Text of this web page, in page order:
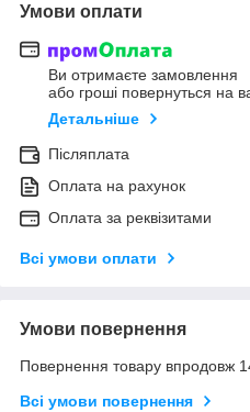
Умови оплати
Ви отримаєте замовлення
або гроші повернуться на
Детальніше
Післяплата
Оплата на рахунок
Оплата за реквізитами
Всі умови оплати
Умови повернення
Повернення товару впродовж
Всі умови повернення